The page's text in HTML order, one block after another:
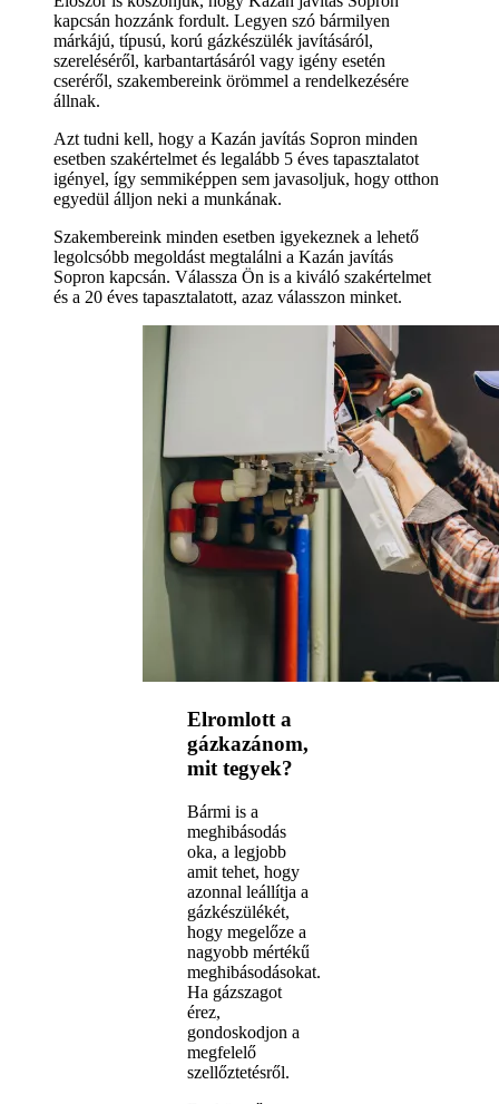
kapcsán hozzánk fordult. Legyen szó bármilyen
márkájú, típusú, korú gázkészülék javításáról,
szereléséről, karbantartásáról vagy igény esetén
cseréről, szakembereink örömmel a rendelkezésére
állnak.
Azt tudni kell, hogy a Kazán javítás Sopron minden
esetben szakértelmet és legalább 5 éves tapasztalatot
igényel, így semmiképpen sem javasoljuk, hogy otthon
egyedül álljon neki a munkának.
Szakembereink minden esetben igyekeznek a lehető
legolcsóbb megoldást megtalálni a Kazán javítás
Sopron kapcsán. Válassza Ön is a kiváló szakértelmet
és a 20 éves tapasztalatott, azaz válasszon minket.
Elromlott a
gázkazánom,
mit tegyek?
Bármi is a
meghibásodás
oka, a legjobb
amit tehet, hogy
azonnal leállítja a
gázkészülékét,
hogy megelőze a
nagyobb mértékű
meghibásodásokat.
Ha gázszagot
érez,
gondoskodjon a
megfelelő
szellőztetésről.